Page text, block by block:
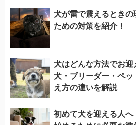
犬が雷で震えるときの
ための対策を紹介！
犬はどんな方法でお
犬・ブリーダー・ペッ
え方の違いを解説
初めて犬を迎える人へ